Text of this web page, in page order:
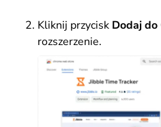
Kliknij przycisk Dodaj do
rozszerzenie.